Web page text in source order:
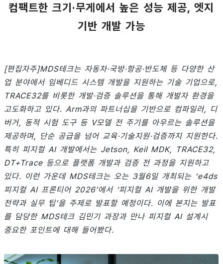
컴팩트한 크기·무게에서 높은 성능 제공, 엣지
기반 개발 가능
[편집자주]MDS테크는 자동차·국방·항공·반도체 등 다양한 산
업 분야에서 임베디드 시스템 개발을 지원하는 기술 기업으로,
TRACE32를 비롯한 개발·검증 솔루션을 통해 개발자 환경을
고도화하고 있다. Arm과의 파트너십을 기반으로 컴파일러, 디
버거, 동적 시험 도구 등 V모델 전 주기를 아우르는 솔루션을
제공하며, 단순 공급을 넘어 교육·기술지원·검증까지 지원한다.
특히 피지컬 AI 개발에서는 Jetson, Keil MDK, TRACE32,
DT+Trace 등으로 플랫폼 개발과 검증 전 과정을 지원하고
있다. 이런 가운데 MDS테크는 오는 3월6일 개최되는 ‘e4ds
피지컬 AI 프론티어 2026’에서 ‘피지컬 AI 개발을 위한 개발
전략과 실무 팁’을 주제로 발표할 예정이다. 이에 본지는 발표
를 담당한 MDS테크 김민기 과장과 만나 피지컬 AI 설계시
중요한 포인트에 대해 들어봤다.